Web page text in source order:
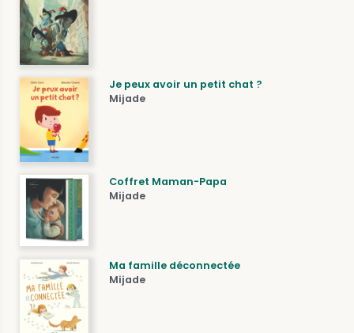
Je peux avoir un petit chat ?
Mijade
Coffret Maman-Papa
Mijade
Ma famille déconnectée
Mijade